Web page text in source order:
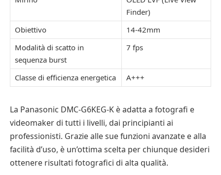
Finder)
Obiettivo
14-42mm
Modalità di scatto in
sequenza burst
7 fps
Classe di efficienza energetica A+++
La Panasonic DMC-G6KEG-K è adatta a fotografi e
videomaker di tutti i livelli, dai principianti ai
professionisti. Grazie alle sue funzioni avanzate e alla
facilità d’uso, è un’ottima scelta per chiunque desideri
ottenere risultati fotografici di alta qualità.